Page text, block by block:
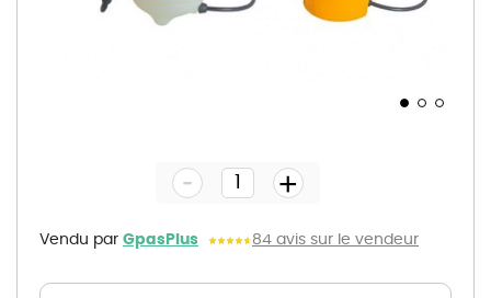
gallery
Vendu par GpasPlus 84 avis sur le vendeur
- +